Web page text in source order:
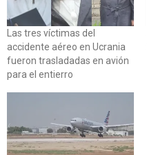
Las tres víctimas del
accidente aéreo en Ucrania
fueron trasladadas en avión
para el entierro